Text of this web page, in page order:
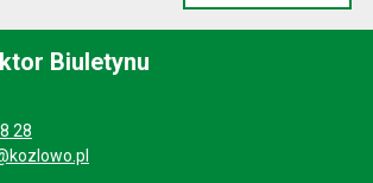
Biuletynu
28